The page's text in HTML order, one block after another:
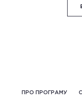
ПРО ПРОГРАМУ